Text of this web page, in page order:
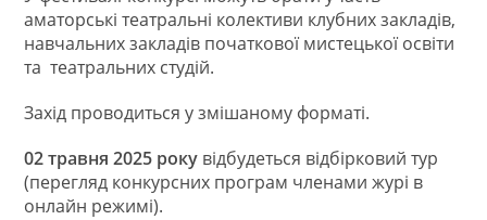
аматорські театральні колективи клубних закладів,
навчальних закладів початкової мистецької освіти
та театральних студій.
Захід проводиться у змішаному форматі.
02 травня 2025 року відбудеться відбірковий тур
(перегляд конкурсних програм членами журі в
онлайн режимі).